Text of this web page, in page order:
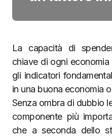
La capacità di
chiave di ogni
gli indicatori
in una buona economia
Senza ombra di dubbio
componente più
che a seconda dello